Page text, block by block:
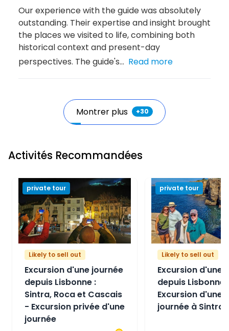
Our experience with the guide was absolutely
outstanding. Their expertise and insight brought
the places we visited to life, combining both
historical context and present-day
perspectives. The guide's... Read more
Montrer plus +30
Activités Recommandées
private tour
Likely to sell out
Excursion d'une journée
depuis Lisbonne :
Sintra, Roca et Cascais
- Excursion privée d'une
journée
private tour
Likely to sell out
Excursion d'une
depuis Lisbonne :
Excursion d'une
journée à Sintra